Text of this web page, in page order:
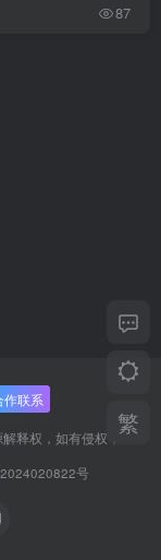
87
作联系
释权，如有侵权，
号
繁